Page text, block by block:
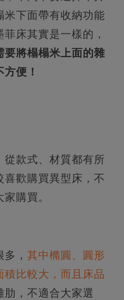
米下面帶有收納功能
床其實是一樣的，
要將榻榻米上面的雜
便！
從款式、材質都有所
喜歡購買異型床，不
購買。
， 其中橢圓、圓形
積比較大，而且床品
肋，不適合大家選